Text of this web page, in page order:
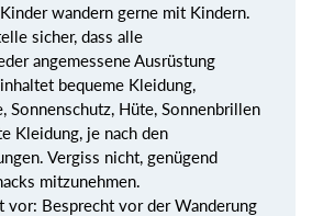
wandern gerne mit Kindern.
sicher, dass alle
angemessene Ausrüstung
bequeme Kleidung,
Sonnenschutz, Hüte, Sonnenbrillen
Kleidung, je nach den
Vergiss nicht, genügend
mitzunehmen.
vor: Besprecht vor der Wanderung